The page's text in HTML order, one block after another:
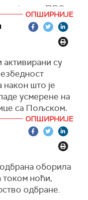
са руским
ПВО
крстареће
ОПШИРНИЈЕ
су
што је
усмерене на
са Пољском,
пољских
оглашена је
ОПШИРНИЈЕ
оборила
током ноћи,
одбране.